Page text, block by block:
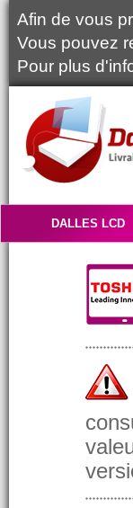
Afin de vous
Vous pouvez
Pour plus
DALLES LCD